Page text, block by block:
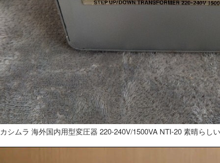
カシムラ 海外国内用型変圧器 220-240V/1500VA NTI-20 素晴らし